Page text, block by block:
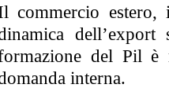
commercio estero,
del Pil è
interna.